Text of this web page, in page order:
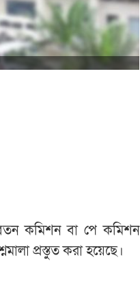
কমিশন বা পে কমিশন
প্রস্তুত করা হয়েছে।